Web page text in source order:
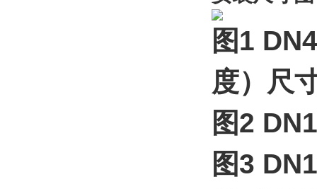
图1
度）尺
图2
图3